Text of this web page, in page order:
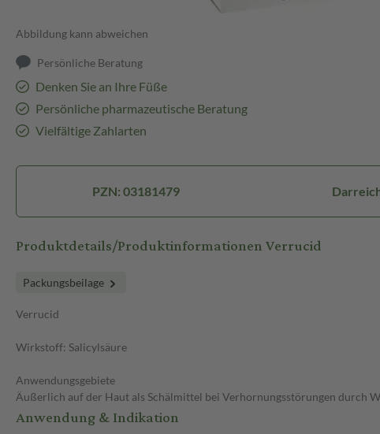
Abbildung kann abweichen
Persönliche Beratung
Denken Sie an Ihre Füße
Persönliche pharmazeutische Beratung
Vielfältige Zahlarten
PZN: 03181479
Produktdetails/Produktinformationen Verrucid
Packungsbeilage
Verrucid
Wirkstoff: Salicylsäure
Anwendungsgebiete
Äußerlich auf der Haut als Schälmittel bei Verhornungsstörungen durch
Anwendung & Indikation